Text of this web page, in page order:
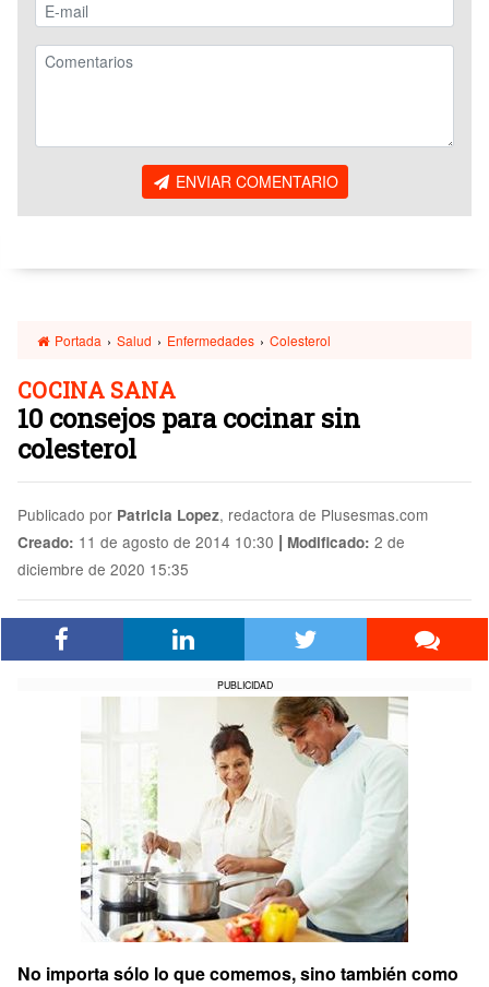
ENVIAR COMENTARIO
Portada › Salud › Enfermedades › Colesterol
COCINA SANA
10 consejos para cocinar sin
colesterol
Publicado por Patricia Lopez, redactora de Plusesmas.com
Creado: 11 de agosto de 2014 10:30 | Modificado: 2 de
diciembre de 2020 15:35
PUBLICIDAD
No importa sólo lo que comemos, sino también como